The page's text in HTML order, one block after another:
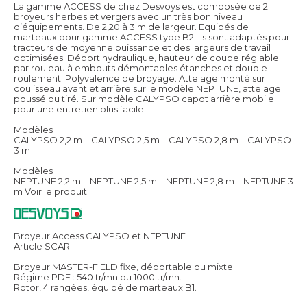
La gamme ACCESS de chez Desvoys est composée de 2
broyeurs herbes et vergers avec un très bon niveau
d’équipements. De 2,20 à 3 m de largeur. Equipés de
marteaux pour gamme ACCESS type B2. Ils sont adaptés pour
tracteurs de moyenne puissance et des largeurs de travail
optimisées. Déport hydraulique, hauteur de coupe réglable
par rouleau à embouts démontables étanches et double
roulement. Polyvalence de broyage. Attelage monté sur
coulisseau avant et arrière sur le modèle NEPTUNE, attelage
poussé ou tiré. Sur modèle CALYPSO capot arrière mobile
pour une entretien plus facile.
Modèles :
CALYPSO 2,2 m – CALYPSO 2,5 m – CALYPSO 2,8 m – CALYPSO
3 m
Modèles :
NEPTUNE 2,2 m – NEPTUNE 2,5 m – NEPTUNE 2,8 m – NEPTUNE 3
m Voir le produit
Broyeur Access CALYPSO et NEPTUNE
Article SCAR
Broyeur MASTER-FIELD fixe, déportable ou mixte :
Régime PDF : 540 tr/mn ou 1000 tr/mn.
Rotor, 4 rangées, équipé de marteaux B1.